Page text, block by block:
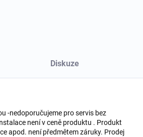
Diskuze
-nedoporučujeme pro servis bez
není v ceně produktu . Produkt
apod. není předmětem záruky. Prodej